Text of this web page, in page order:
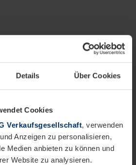
Details Über Cookies
Cookies
Verkaufsgesellschaft, verwenden
Anzeigen zu personalisieren,
Medien anbieten zu können und
Website zu analysieren.